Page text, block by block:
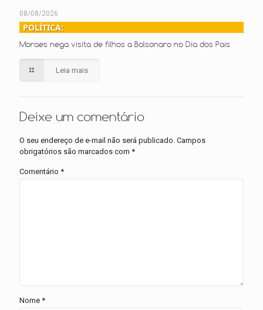
08/08/2026
POLÍTICA:
Moraes nega visita de filhos a Bolsonaro no Dia dos Pais
Leia mais
Deixe um comentário
O seu endereço de e-mail não será publicado. Campos
obrigatórios são marcados com *
Comentário *
Nome *